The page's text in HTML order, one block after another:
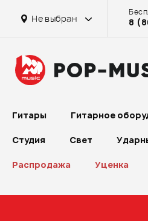
Не выбран 8
Гитары Гитарное
Студия Свет
Распродажа Уценка